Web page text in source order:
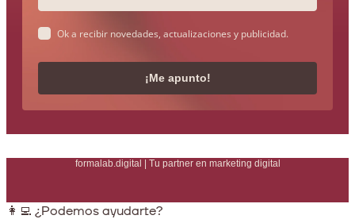
Ok a recibir novedades, actualizaciones y publicidad.
¡Me apunto!
formalab.digital | Tu partner en marketing digital
👩‍💻 ¿Podemos ayudarte?